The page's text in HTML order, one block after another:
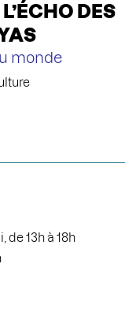
DES
monde
de 13h à 18h